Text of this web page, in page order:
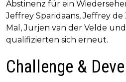
Abstinenz für ein
Jeffrey Sparidaans, Jeffrey
Mal, Jurjen van der Velde
qualifizierten sich erneut.
Challenge &